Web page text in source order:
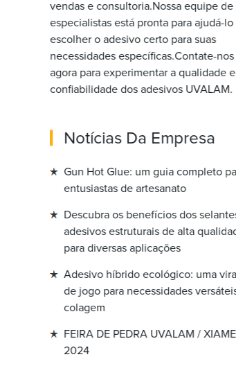
vendas e consultoria.Nossa equipe de
especialistas está pronta para ajudá-lo
escolher o adesivo certo para suas
necessidades específicas.Contate-nos
agora para experimentar a qualidade e
confiabilidade dos adesivos UVALAM.
Notícias Da Empresa
Gun Hot Glue: um guia completo
entusiastas de artesanato
Descubra os benefícios dos
adesivos estruturais de alta
para diversas aplicações
Adesivo híbrido ecológico: uma
de jogo para necessidades
colagem
FEIRA DE PEDRA UVALAM /
2024